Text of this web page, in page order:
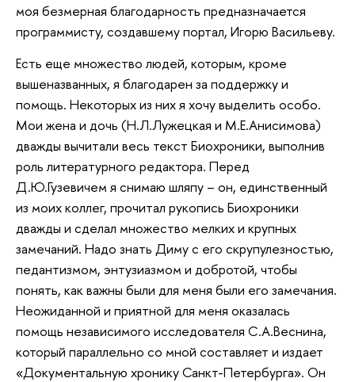
моя безмерная благодарность предназначается
программисту, создавшему портал, Игорю Васильеву.
Есть еще множество людей, которым, кроме
вышеназванных, я благодарен за поддержку и
помощь. Некоторых из них я хочу выделить особо.
Мои жена и дочь (Н.Л.Лужецкая и М.Е.Анисимова)
дважды вычитали весь текст Биохроники, выполнив
роль литературного редактора. Перед
Д.Ю.Гузевичем я снимаю шляпу – он, единственный
из моих коллег, прочитал рукопись Биохроники
дважды и сделал множество мелких и крупных
замечаний. Надо знать Диму с его скрупулезностью,
педантизмом, энтузиазмом и добротой, чтобы
понять, как важны были для меня были его замечания.
Неожиданной и приятной для меня оказалась
помощь независимого исследователя С.А.Веснина,
который параллельно со мной составляет и издает
«Документальную хронику Санкт-Петербурга». Он